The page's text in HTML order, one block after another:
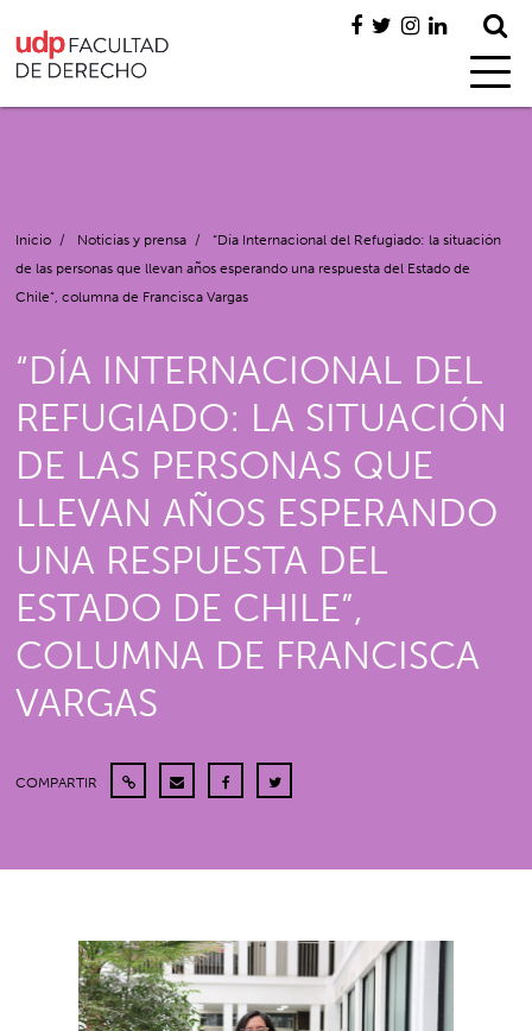
Inicio / Noticias y prensa /
“Día Internacional del Refugiado: la situación
de las personas que llevan años esperando una respuesta del Estado de
Chile”, columna de Francisca Vargas
“DÍA INTERNACIONAL DEL
REFUGIADO: LA SITUACIÓN
DE LAS PERSONAS QUE
LLEVAN AÑOS ESPERANDO
UNA RESPUESTA DEL
ESTADO DE CHILE”,
COLUMNA DE FRANCISCA
VARGAS
COMPARTIR